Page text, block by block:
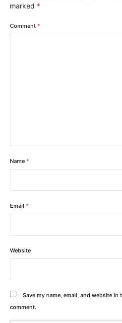
marked *
Comment *
Name *
Email *
Website
Save my name, email, and website
comment.